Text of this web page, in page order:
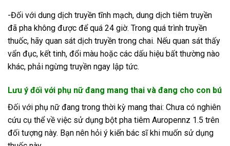
-Đối với dung dịch truyền tĩnh mạch, dung dịch tiêm truyền
đã pha không được để quá 24 giờ. Trong quá trình truyền
thuốc, hãy quan sát dịch truyền trong chai. Nếu quan sát thấy
vẩn đục, kết tinh, đổi màu hoặc các dấu hiệu bất thường nào
khác, phải ngừng truyền ngay lập tức.
Lưu ý đối với phụ nữ đang mang thai và đang cho con bú
Đối với phụ nữ đang trong thời kỳ mang thai: Chưa có nghiên
cứu cụ thể về việc sử dụng bột pha tiêm Auropennz 1.5 trên
đối tượng này. Bạn nên hỏi ý kiến bác sĩ khi muốn sử dụng